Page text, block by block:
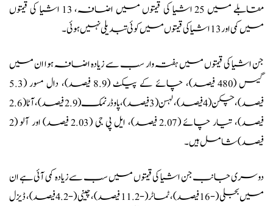
مقابلے میں 25 اشیا کی قیمتوں میں اضافہ، 13 اشیا کی قیمتوں
میں کمی اور 13 اشیا کی قیمتوں میں کوئی تبدیلی نہیں ہوئی۔
جن اشیا کی قیمتوں میں ہفتہ وار سب سے زیادہ اضافہ ہوا ان میں
گیس (480 فیصد)، چائے کے پیکٹ (8.9 فیصد)، دال مسور (5.3
فیصد)، چکن (4 فیصد)، لہسن (3 فیصد)، پاوڈر نمک (2.9 فیصد)، آٹا (2.6
فیصد)، تیار چائے (2.07 فیصد)، ایل پی جی (2.03 فیصد) اور آلو (2
فیصد) شامل ہیں۔
دوسری جانب جن اشیا کی قیمتوں میں سب سے زیادہ کمی آئی ہے ان
میں بجلی (-16 فیصد)، ٹماٹر (-11.2 فیصد)، چینی (-4.2 فیصد)، ڈیزل